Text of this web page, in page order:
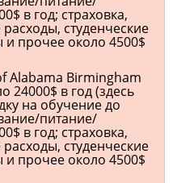
в год; страховка,
студенческие
прочее около 4500$
Alabama Birmingham
24000$ в год (здесь
на обучение до
питание/
в год; страховка,
студенческие
прочее около 4500$